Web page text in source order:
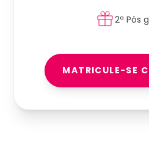
2ª Pós
MATRICULE-SE